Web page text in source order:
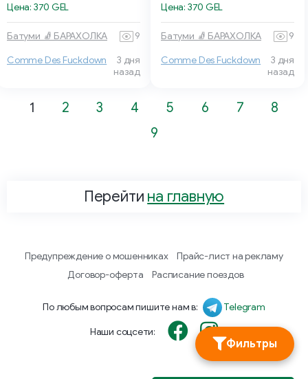
Фильтры
Цена: 370 GEL
Батуми 🧦 БАРАХОЛКА 9
Comme Des Fuckdown
3 дня
назад
Цена: 370 GEL
Батуми 🧦 БАРАХОЛКА 9
Comme Des Fuckdown
3 дня
назад
1 2 3 4 5 6 7
8
9
Перейти на главную
Предупреждение о мошенниках
Прайс-лист на рекламу
Договор-оферта
Расписание поездов
По любым вопросам пишите нам в: Telegram
Наши соцсети: